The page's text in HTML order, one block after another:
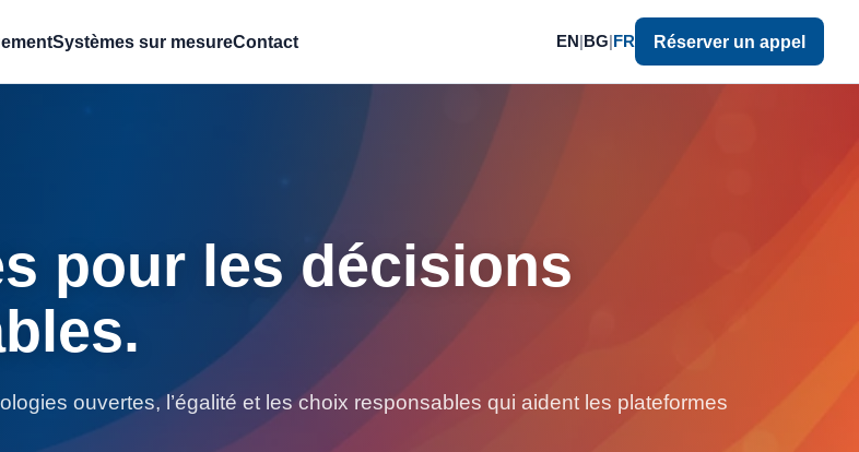
Systèmes sur mesureContact EN|BG|FR Réserver un appel
pour les décisions
ouvertes, l’égalité et les choix responsables qui aident les plateformes